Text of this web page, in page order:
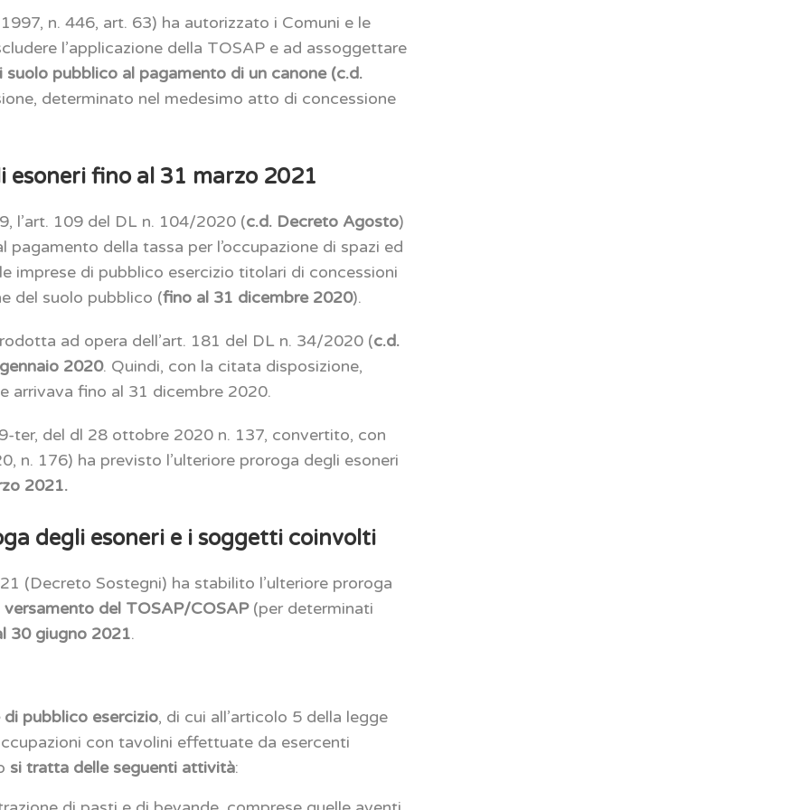
n. 446, art. 63) ha autorizzato i Comuni e le
l’applicazione della TOSAP e ad assoggettare
pubblico al pagamento di un canone (c.d.
determinato nel medesimo atto di concessione
esoneri fino al 31 marzo 2021
l’art. 109 del DL n. 104/2020 (c.d. Decreto Agosto)
pagamento della tassa per l’occupazione di spazi ed
imprese di pubblico esercizio titolari di concessioni
del suolo pubblico (fino al 31 dicembre 2020).
ad opera dell’art. 181 del DL n. 34/2020 (c.d.
2020. Quindi, con la citata disposizione,
arrivava fino al 31 dicembre 2020.
ter, del dl 28 ottobre 2020 n. 137, convertito, con
n. 176) ha previsto l’ulteriore proroga degli esoneri
2021.
degli esoneri e i soggetti coinvolti
(Decreto Sostegni) ha stabilito l’ulteriore proroga
versamento del TOSAP/COSAP(per determinati
30 giugno 2021.
pubblico esercizio, di cui all’articolo 5 della legge
con tavolini effettuate da esercenti
si tratta delle seguenti attività: